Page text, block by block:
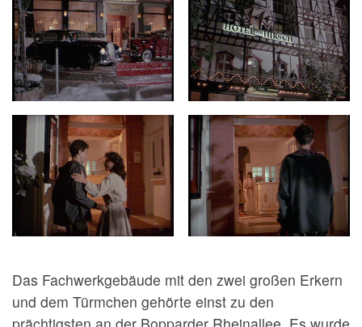
Das Fachwerkgebäude mit den zwei großen Erkern
und dem Türmchen gehörte einst zu den